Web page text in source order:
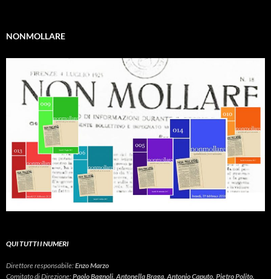
NONMOLLARE
QUI TUTTI I NUMERI
Direttore responsabile:Enzo Marzo
Comitato di Direzione:Paolo Bagnoli, Antonella Braga, Antonio Caputo, Pietro Polito,